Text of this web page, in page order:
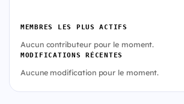
MEMBRES LES PLUS ACTIFS
Aucun contributeur pour le moment.
MODIFICATIONS RÉCENTES
Aucune modification pour le moment.